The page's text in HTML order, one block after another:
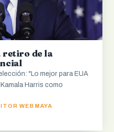
retiro de la
"Lo mejor para EUA
Harris como
WEB MAYA